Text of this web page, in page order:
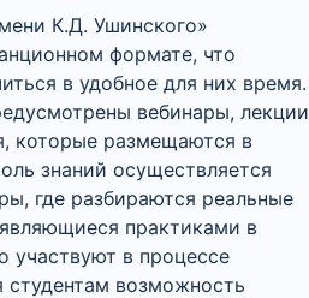
К.Д. Ушинского»
формате, что
в удобное для них время.
вебинары, лекции
которые размещаются в
знаний осуществляется
где разбираются реальные
практиками в
участвуют в процессе
студентам возможность